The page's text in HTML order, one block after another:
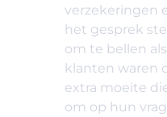
verzekeringen
het gesprek
om te bellen
klanten waren
extra moeite
om op hun